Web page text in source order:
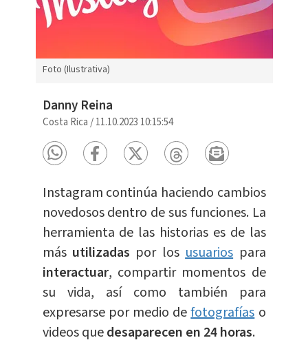
Foto (Ilustrativa)
Danny Reina
Costa Rica /11.10.2023 10:15:54
Instagram continúa haciendo cambios
novedosos dentro de sus funciones. La
herramienta de las historias es de las
más utilizadas por losusuariospara
interactuar, compartir momentos de
su vida, así como también para
expresarse por medio defotografíaso
videos quedesaparecen en 24 horas.